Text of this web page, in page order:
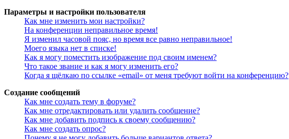
Параметры и настройки пользователя
Как мне изменить мои настройки?
На конференции неправильное время!
Я изменил часовой пояс, но время все равно неправильное!
Моего языка нет в списке!
Как я могу поместить изображение под своим именем?
Что такое звание и как я могу изменить его?
Когда я щёлкаю по ссылке «email» от меня требуют войти на конференцию?
Создание сообщений
Как мне создать тему в форуме?
Как мне отредактировать или удалить сообщение?
Как мне добавить подпись к своему сообщению?
Как мне создать опрос?